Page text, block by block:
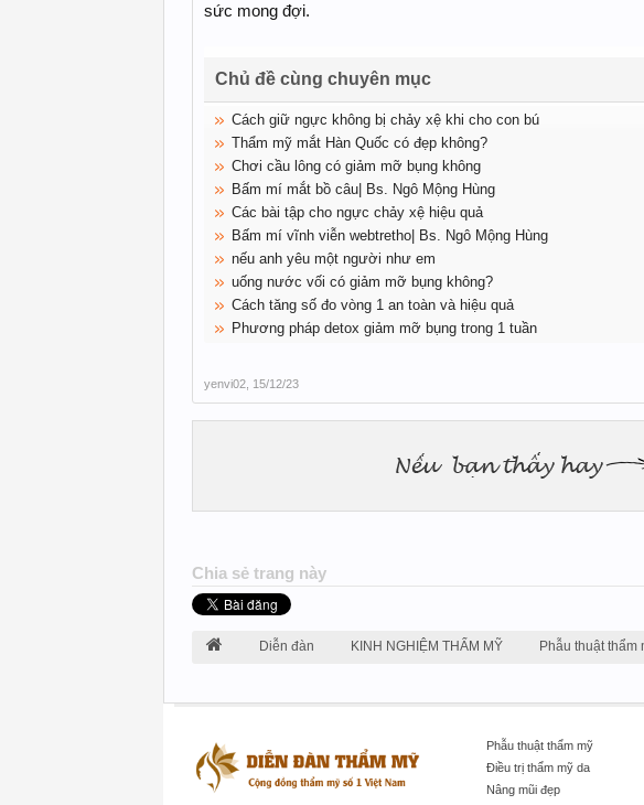
sức mong đợi.
Chủ đề cùng chuyên mục
Cách giữ ngực không bị chảy xệ khi cho con bú
Thẩm mỹ mắt Hàn Quốc có đẹp không?
Chơi cầu lông có giảm mỡ bụng không
Bấm mí mắt bồ câu| Bs. Ngô Mộng Hùng
Các bài tập cho ngực chảy xệ hiệu quả
Bấm mí vĩnh viễn webtretho| Bs. Ngô Mộng Hùng
nếu anh yêu một người như em
uống nước vối có giảm mỡ bụng không?
Cách tăng số đo vòng 1 an toàn và hiệu quả
Phương pháp detox giảm mỡ bụng trong 1 tuần
yenvi02, 15/12/23
Chia sẻ trang này
Diễn đàn KINH NGHIỆM THẨM MỸ Phẫu thuật thẩm
Phẫu thuật thẩm mỹ
Điều trị thẩm mỹ da
Nâng mũi đẹp